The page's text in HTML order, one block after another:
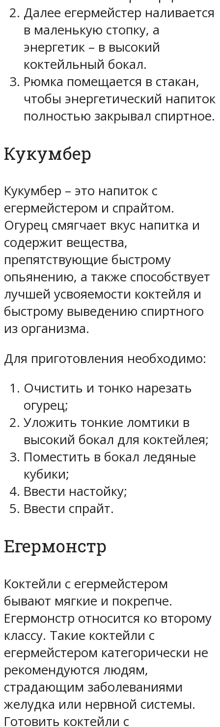
Далее егермейстер наливается
в маленькую стопку, а
энергетик – в высокий
коктейльный бокал.
Рюмка помещается в стакан,
чтобы энергетический напиток
полностью закрывал спиртное.
Кукумбер
Кукумбер – это напиток с
егермейстером и спрайтом.
Огурец смягчает вкус напитка и
содержит вещества,
препятствующие быстрому
опьянению, а также способствует
лучшей усвояемости коктейля и
быстрому выведению спиртного
из организма.
Для приготовления необходимо:
Очистить и тонко нарезать
огурец;
Уложить тонкие ломтики в
высокий бокал для коктейлея;
Поместить в бокал ледяные
кубики;
Ввести настойку;
Ввести спрайт.
Егермонстр
Коктейли с егермейстером
бывают мягкие и покрепче.
Егермонстр относится ко второму
классу. Такие коктейли с
егермейстером категорически не
рекомендуются людям,
страдающим заболеваниями
желудка или нервной системы.
Готовить коктейли с